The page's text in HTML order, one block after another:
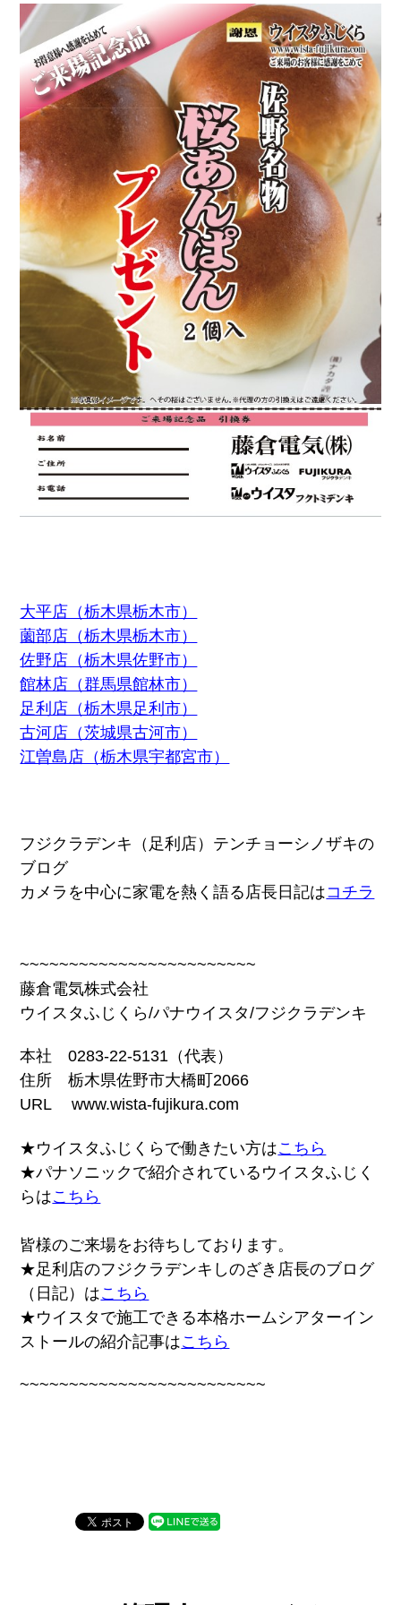
大平店（栃木県栃木市）
薗部店（栃木県栃木市）
佐野店（栃木県佐野市）
館林店（群馬県館林市）
足利店（栃木県足利市）
古河店（茨城県古河市）
江曽島店（栃木県宇都宮市）
フジクラデンキ（足利店）テンチョーシノザキの
ブログ
カメラを中心に家電を熱く語る店長日記はコチラ
~~~~~~~~~~~~~~~~~~~~~~~~
藤倉電気株式会社
ウイスタふじくら/パナウイスタ/フジクラデンキ
本社 0283-22-5131（代表）
住所 栃木県佐野市大橋町2066
URL www.wista-fujikura.com
★ウイスタふじくらで働きたい方はこちら
★パナソニックで紹介されているウイスタふじく
らはこちら
皆様のご来場をお待ちしております。
★足利店のフジクラデンキしのざき店長のブログ
（日記）はこちら
★ウイスタで施工できる本格ホームシアターイン
ストールの紹介記事はこちら
~~~~~~~~~~~~~~~~~~~~~~~~~